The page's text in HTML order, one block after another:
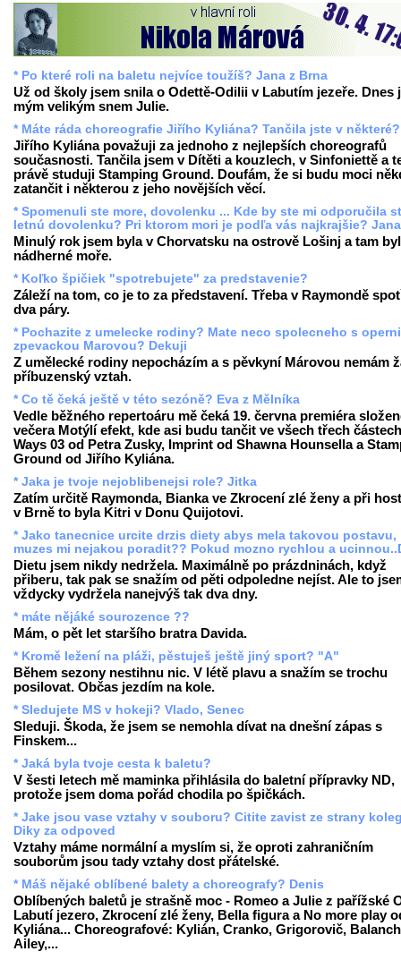
* Po které roli na baletu nejvíce toužíš? Jana z Brna
Už od školy jsem snila o Odettě-Odilii v Labutím jezeře. Dnes
mým velikým snem Julie.
* Máte ráda choreografie Jiřího Kyliána? Tančila jste v některé?
Jiřího Kyliána považuji za jednoho z nejlepších choreografů
současnosti. Tančila jsem v Dítěti a kouzlech, v Sinfoniettě a
právě studuji Stamping Ground. Doufám, že si budu moci
zatančit i některou z jeho novějších věcí.
* Spomenuli ste more, dovolenku ... Kde by ste mi odporučila
letnú dovolenku? Pri ktorom mori je podľa vás najkrajšie?
Minulý rok jsem byla v Chorvatsku na ostrově Lošinj a tam
nádherné moře.
* Koľko špičiek "spotrebujete" za predstavenie?
Záleží na tom, co je to za představení. Třeba v Raymondě
dva páry.
* Pochazite z umelecke rodiny? Mate neco spolecneho s operni
zpevackou Marovou? Dekuji
Z umělecké rodiny nepocházím a s pěvkyní Márovou nemám
příbuzenský vztah.
* Co tě čeká ještě v této sezóně? Eva z Mělníka
Vedle běžného repertoáru mě čeká 19. června premiéra
večera Motýlí efekt, kde asi budu tančit ve všech třech
Ways 03 od Petra Zusky, Imprint od Shawna Hounsella a
Ground od Jiřího Kyliána.
* Jaka je tvoje nejoblibenejsi role? Jitka
Zatím určitě Raymonda, Bianka ve Zkrocení zlé ženy a při
v Brně to byla Kitri v Donu Quijotovi.
* Jako tanecnice urcite drzis diety abys mela takovou postavu,
muzes mi nejakou poradit?? Pokud mozno rychlou a
Dietu jsem nikdy nedržela. Maximálně po prázdninách, když
přiberu, tak pak se snažím od pěti odpoledne nejíst. Ale to
vždycky vydržela nanejvýš tak dva dny.
* máte nějáké sourozence ??
Mám, o pět let staršího bratra Davida.
* Kromě ležení na pláži, pěstuješ ještě jiný sport? "A"
Během sezony nestihnu nic. V létě plavu a snažím se trochu
posilovat. Občas jezdím na kole.
* Sledujete MS v hokeji? Vlado, Senec
Sleduji. Škoda, že jsem se nemohla dívat na dnešní zápas s
Finskem...
* Jaká byla tvoje cesta k baletu?
V šesti letech mě maminka přihlásila do baletní přípravky ND,
protože jsem doma pořád chodila po špičkách.
* Jake jsou vase vztahy v souboru? Citite zavist ze strany
Diky za odpoved
Vztahy máme normální a myslím si, že oproti zahraničním
souborům jsou tady vztahy dost přátelské.
* Máš nějaké oblíbené balety a choreografy? Denis
Oblíbených baletů je strašně moc - Romeo a Julie z pařížské
Labutí jezero, Zkrocení zlé ženy, Bella figura a No more play
Kyliána... Choreografové: Kylián, Cranko, Grigorovič,
Ailey,...